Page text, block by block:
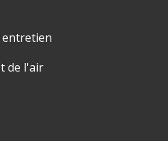
entretien
de l'air